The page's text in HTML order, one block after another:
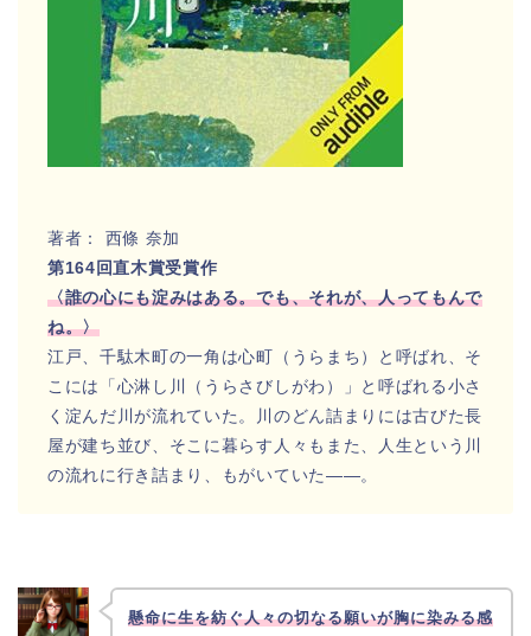
著者： 西條 奈加
第164回直木賞受賞作
〈誰の心にも淀みはある。でも、それが、人ってもんで
ね。〉
江戸、千駄木町の一角は心町（うらまち）と呼ばれ、そ
こには「心淋し川（うらさびしがわ）」と呼ばれる小さ
く淀んだ川が流れていた。川のどん詰まりには古びた長
屋が建ち並び、そこに暮らす人々もまた、人生という川
の流れに行き詰まり、もがいていた――。
懸命に生を紡ぐ人々の切なる願いが胸に染みる感